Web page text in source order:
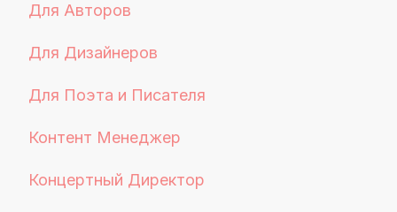
Для Авторов
Для Дизайнеров
Для Поэта и Писателя
Контент Менеджер
Концертный Директор